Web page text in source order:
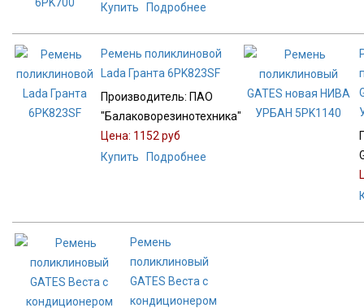
Купить
Подробнее
Ремень поликлиновой
Lada Гранта 6PK823SF
Производитель: ПАО
"Балаковорезинотехника"
Цена: 1152 руб
Купить
Подробнее
Ремень
поликлиновый
GATES Веста с
кондиционером